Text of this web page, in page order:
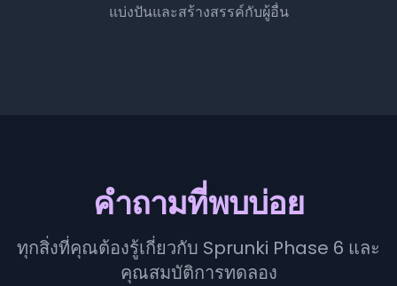
แบ่งปันและสร้างสรรค์กับผู้อื่น
คำถามที่พบบ่อย
ทุกสิ่งที่คุณต้องรู้เกี่ยวกับ Sprunki Phase 6 และ
คุณสมบัติการทดลอง